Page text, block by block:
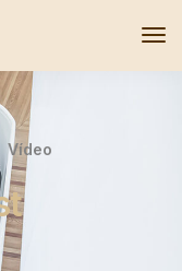
Vídeo